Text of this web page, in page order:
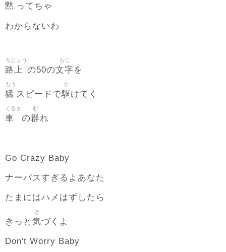
黙 ってちゃ
わからないわ
路上
ろじょう
の50の文字
もじ
を
猛
もう
スピードで駆
か
けてく
車
くるま
の群
む
れ
Go Crazy Baby
ナーバスすぎるよあなた
たまにはハメはずしたら
きっと 気
き
づくよ
Don't Worry Baby